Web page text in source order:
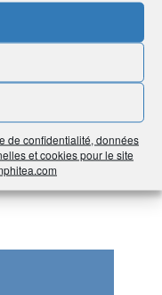
de confidentialité, données
et cookies pour le site
juridiques et